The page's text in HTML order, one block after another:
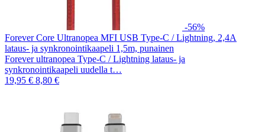
-56%
Forever Core Ultranopea MFI USB Type-C / Lightning, 2,4A
lataus- ja synkronointikaapeli 1,5m, punainen
Forever ultranopea Type-C / Lightning lataus- ja
synkronointikaapeli uudella t…
19,95 € 8,80 €